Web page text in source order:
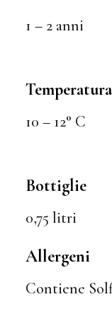
1 – 2 anni
10 – 12° C
Bottiglie
0,75 litri
Allergeni
Contiene